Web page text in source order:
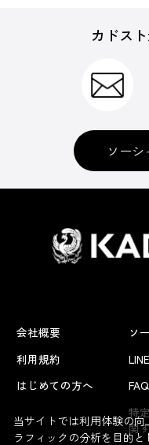
カドス
ソー
会社概要
利用規約
はじめての方へ
ソ
FAQ
特
関
当サイトでは利用体験の
ラフィックの分析を目的